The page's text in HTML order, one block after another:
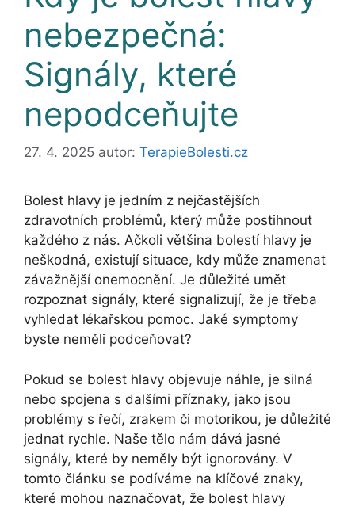
nebezpečná:
Signály, které
nepodceňujte
27. 4. 2025 autor: TerapieBolesti.cz
Bolest hlavy je jedním z nejčastějších
zdravotních problémů, který může postihnout
každého z nás. Ačkoli většina bolestí hlavy je
neškodná, existují situace, kdy může znamenat
závažnější onemocnění. Je důležité umět
rozpoznat signály, které signalizují, že je třeba
vyhledat lékařskou pomoc. Jaké symptomy
byste neměli podceňovat?
Pokud se bolest hlavy objevuje náhle, je silná
nebo spojena s dalšími příznaky, jako jsou
problémy s řečí, zrakem či motorikou, je důležité
jednat rychle. Naše tělo nám dává jasné
signály, které by neměly být ignorovány. V
tomto článku se podíváme na klíčové znaky,
které mohou naznačovat, že bolest hlavy